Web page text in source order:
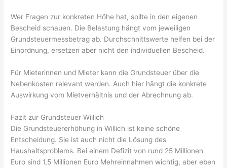
Wer Fragen zur konkreten Höhe hat, sollte in den eigenen
Bescheid schauen. Die Belastung hängt vom jeweiligen
Grundsteuermessbetrag ab. Durchschnittswerte helfen bei der
Einordnung, ersetzen aber nicht den individuellen Bescheid.
Für Mieterinnen und Mieter kann die Grundsteuer über die
Nebenkosten relevant werden. Auch hier hängt die konkrete
Auswirkung vom Mietverhältnis und der Abrechnung ab.
Fazit zur Grundsteuer Willich
Die Grundsteuererhöhung in Willich ist keine schöne
Entscheidung. Sie ist auch nicht die Lösung des
Haushaltsproblems. Bei einem Defizit von rund 25 Millionen
Euro sind 1,5 Millionen Euro Mehreinnahmen wichtig, aber eben